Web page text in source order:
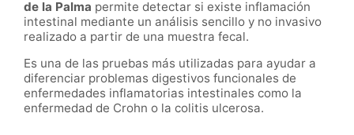
de la Palma permite detectar si existe inflamación
intestinal mediante un análisis sencillo y no invasivo
realizado a partir de una muestra fecal.
Es una de las pruebas más utilizadas para ayudar a
diferenciar problemas digestivos funcionales de
enfermedades inflamatorias intestinales como la
enfermedad de Crohn o la colitis ulcerosa.